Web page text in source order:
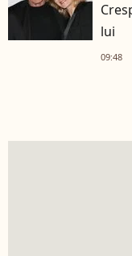
lui
09:48